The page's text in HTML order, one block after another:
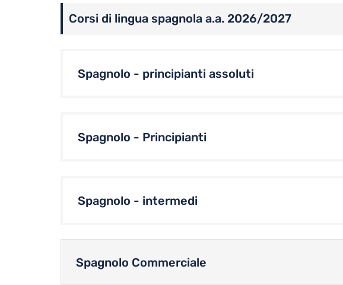
Corsi di lingua spagnola a.a. 2026/2027
Spagnolo - principianti assoluti
Spagnolo - Principianti
Spagnolo - intermedi
Spagnolo Commerciale